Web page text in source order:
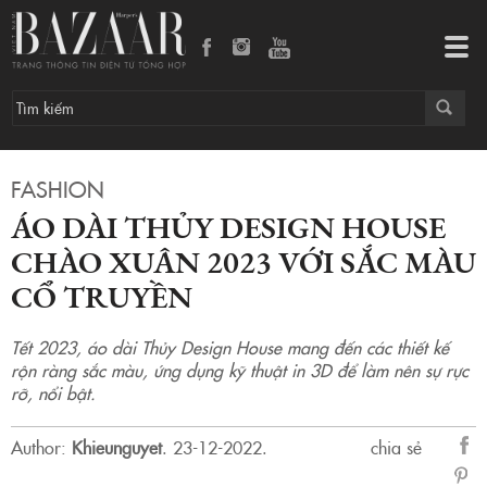
FASHION
ÁO DÀI THỦY DESIGN HOUSE
CHÀO XUÂN 2023 VỚI SẮC MÀU
CỔ TRUYỀN
Tết 2023, áo dài Thủy Design House mang đến các thiết kế
rộn ràng sắc màu, ứng dụng kỹ thuật in 3D để làm nên sự rực
rỡ, nổi bật.
Author: Khieunguyet. 23-12-2022.
chia sẻ
sẻ